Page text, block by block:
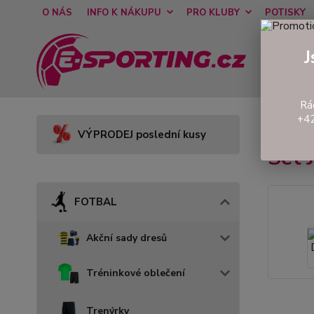
O NÁS INFO K NÁKUPU PRO KLUBY POTISKY
VÝPRODEJ poslední kusy
FOTBAL
Akční sady dresů
Tréninkové oblečení
Trenýrky
Set